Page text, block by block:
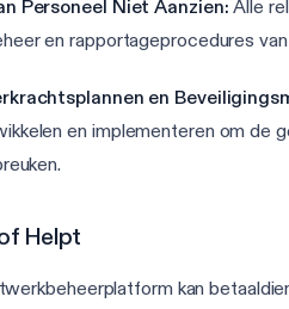
Personeel Niet Aanzien: Alle
en rapportageprocedures
en
en implementeren om de
Helpt
kan